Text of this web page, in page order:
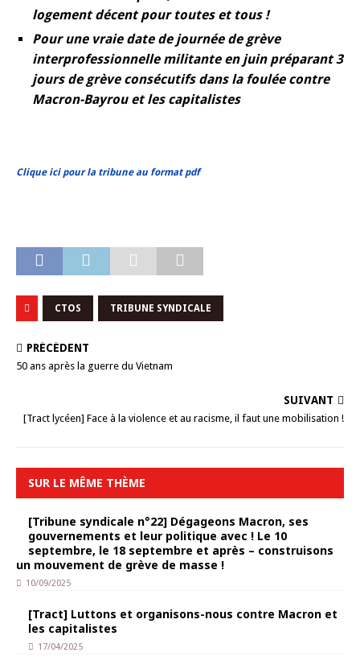
logement décent pour toutes et tous !
Pour une vraie date de journée de grève
interprofessionnelle militante en juin préparant 3
jours de grève consécutifs dans la foulée contre
Macron-Bayrou et les capitalistes
Clique ici pour la tribune au format pdf
CTOS TRIBUNE SYNDICALE
PRÉCÉDENT
50 ans après la guerre du Vietnam
SUIVANT
[Tract lycéen] Face à la violence et au racisme, il faut une mobilisation !
SUR LE MÊME THÈME
[Tribune syndicale n°22] Dégageons Macron, ses
gouvernements et leur politique avec ! Le 10
septembre, le 18 septembre et après – construisons
un mouvement de grève de masse !
10/09/2025
[Tract] Luttons et organisons-nous contre Macron et
les capitalistes
17/04/2025